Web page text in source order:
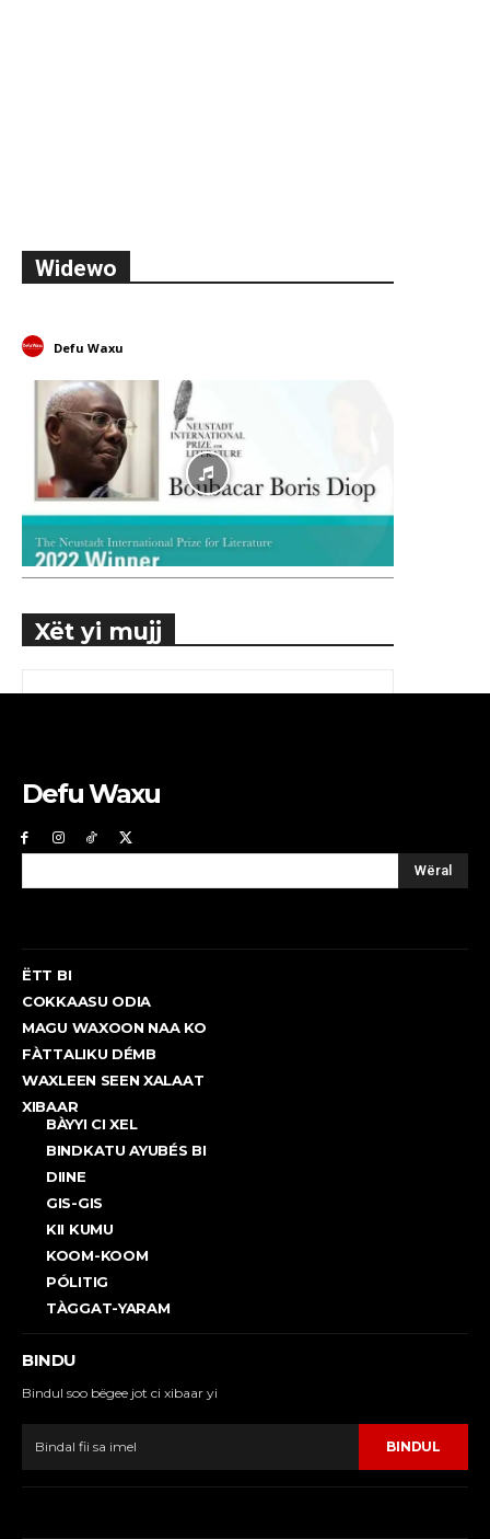
Widewo
Defu Waxu
Xët yi mujj
Defu Waxu
Wëral
ËTT BI
COKKAASU ODIA
MAGU WAXOON NAA KO
FÀTTALIKU DÉMB
WAXLEEN SEEN XALAAT
XIBAAR
BÀYYI CI XEL
BINDKATU AYUBÉS BI
DIINE
GIS-GIS
KII KUMU
KOOM-KOOM
PÓLITIG
TÀGGAT-YARAM
BINDU
Bindul soo bëgee jot ci xibaar yi
BINDUL